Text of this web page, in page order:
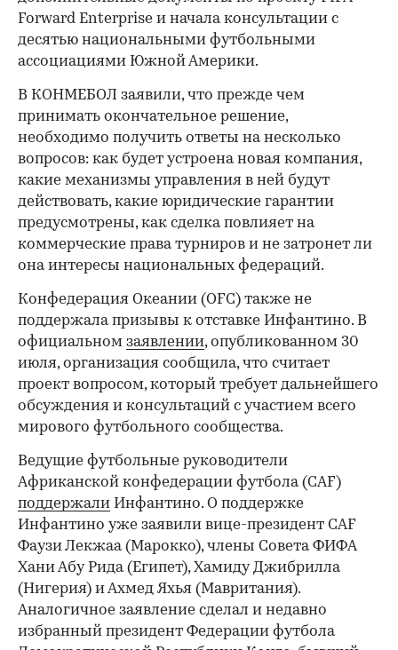
Forward Enterprise и начала консультации с
десятью национальными футбольными
ассоциациями Южной Америки.
В КОНМЕБОЛ заявили, что прежде чем
принимать окончательное решение,
необходимо получить ответы на несколько
вопросов: как будет устроена новая компания,
какие механизмы управления в ней будут
действовать, какие юридические гарантии
предусмотрены, как сделка повлияет на
коммерческие права турниров и не затронет ли
она интересы национальных федераций.
Конфедерация Океании (OFC) также не
поддержала призывы к отставке Инфантино. В
официальном заявлении, опубликованном 30
июля, организация сообщила, что считает
проект вопросом, который требует дальнейшего
обсуждения и консультаций с участием всего
мирового футбольного сообщества.
Ведущие футбольные руководители
Африканской конфедерации футбола (CAF)
поддержали Инфантино. О поддержке
Инфантино уже заявили вице-президент CAF
Фаузи Лекжаа (Марокко), члены Совета ФИФА
Хани Абу Рида (Египет), Хамиду Джибрилла
(Нигерия) и Ахмед Яхья (Мавритания).
Аналогичное заявление сделал и недавно
избранный президент Федерации футбола